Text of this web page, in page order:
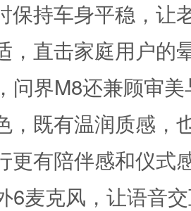
保持车身平稳，让
，直击家庭用户的
问界M8还兼顾审
，既有温润质感，
更有陪伴感和仪式
6麦克风，让语音